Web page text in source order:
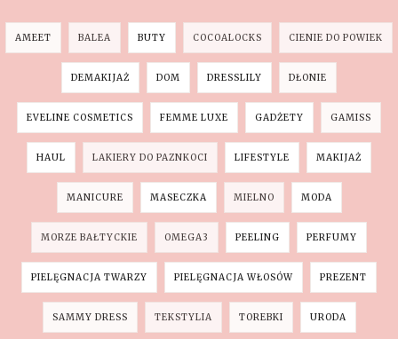
AMEET BALEA BUTY COCOALOCKS CIENIE DO POWIEK
DEMAKIJAŻ DOM DRESSLILY DŁONIE
EVELINE COSMETICS FEMME LUXE GADŻETY GAMISS
HAUL LAKIERY DO PAZNKOCI LIFESTYLE MAKIJAŻ
MANICURE MASECZKA MIELNO MODA
MORZE BAŁTYCKIE OMEGA3 PEELING PERFUMY
PIELĘGNACJA TWARZY PIELĘGNACJA WŁOSÓW PREZENT
SAMMY DRESS TEKSTYLIA TOREBKI URODA